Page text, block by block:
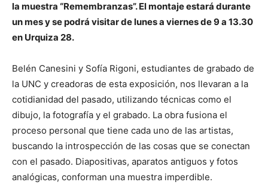
la muestra “Remembranzas”. El montaje estará durante
un mes y se podrá visitar de lunes a viernes de 9 a 13.30
en Urquiza 28.
Belén Canesini y Sofía Rigoni, estudiantes de grabado de
la UNC y creadoras de esta exposición, nos llevaran a la
cotidianidad del pasado, utilizando técnicas como el
dibujo, la fotografía y el grabado. La obra fusiona el
proceso personal que tiene cada uno de las artistas,
buscando la introspección de las cosas que se conectan
con el pasado. Diapositivas, aparatos antiguos y fotos
analógicas, conforman una muestra imperdible.